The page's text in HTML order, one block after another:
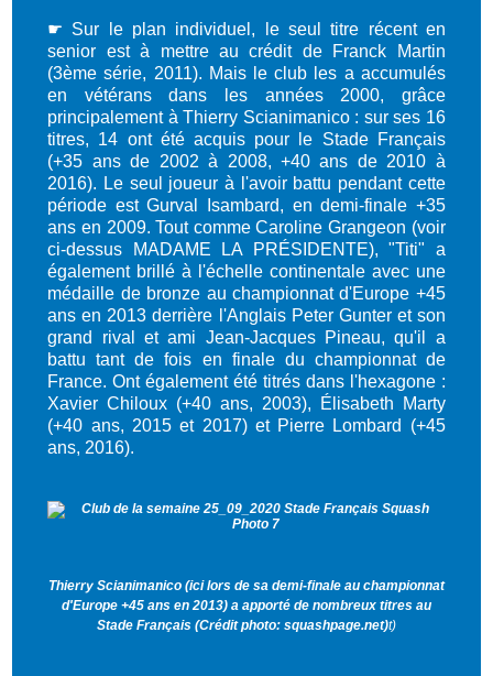
☛ Sur le plan individuel, le seul titre récent en
senior est à mettre au crédit de Franck Martin
(3ème série, 2011). Mais le club les a accumulés
en vétérans dans les années 2000, grâce
principalement à Thierry Scianimanico : sur ses 16
titres, 14 ont été acquis pour le Stade Français
(+35 ans de 2002 à 2008, +40 ans de 2010 à
2016). Le seul joueur à l'avoir battu pendant cette
période est Gurval Isambard, en demi-finale +35
ans en 2009. Tout comme Caroline Grangeon (voir
ci-dessus MADAME LA PRÉSIDENTE), "Titi" a
également brillé à l'échelle continentale avec une
médaille de bronze au championnat d'Europe +45
ans en 2013 derrière l'Anglais Peter Gunter et son
grand rival et ami Jean-Jacques Pineau, qu'il a
battu tant de fois en finale du championnat de
France. Ont également été titrés dans l'hexagone :
Xavier Chiloux (+40 ans, 2003), Élisabeth Marty
(+40 ans, 2015 et 2017) et Pierre Lombard (+45
ans, 2016).
Thierry Scianimanico (ici lors de sa demi-finale au championnat
d'Europe +45 ans en 2013) a apporté de nombreux titres au
Stade Français (Crédit photo: squashpage.net)t)